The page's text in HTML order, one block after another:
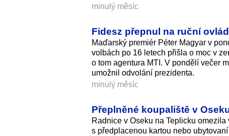
minulý měsíc
Fidesz přepnul na ruční
Maďarský premiér Péter Magyar v
volbách po 16 letech přišla o moc v
o tom agentura MTI. V pondělí večer
umožnil odvolání prezidenta.
minulý měsíc
Přeplněné koupaliště v
Radnice v Oseku na Teplicku
s předplacenou kartou nebo